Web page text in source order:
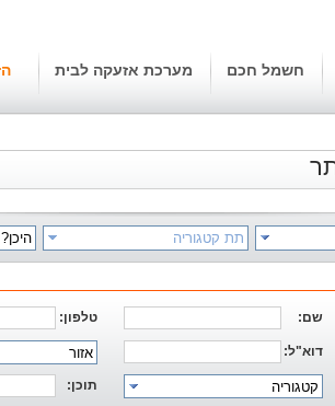
חשמל חכם מערכת אזעקה לבית
תת קטגוריה היכן?
שם: טלפון:
דוא"ל: אזור
קטגוריה תוכן: